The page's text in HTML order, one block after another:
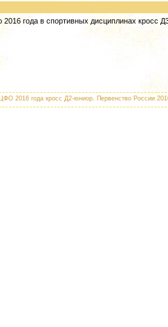
2016 года в спортивных дисциплинах
ЦФО 2016 года кросс Д2-юниор Первенство России